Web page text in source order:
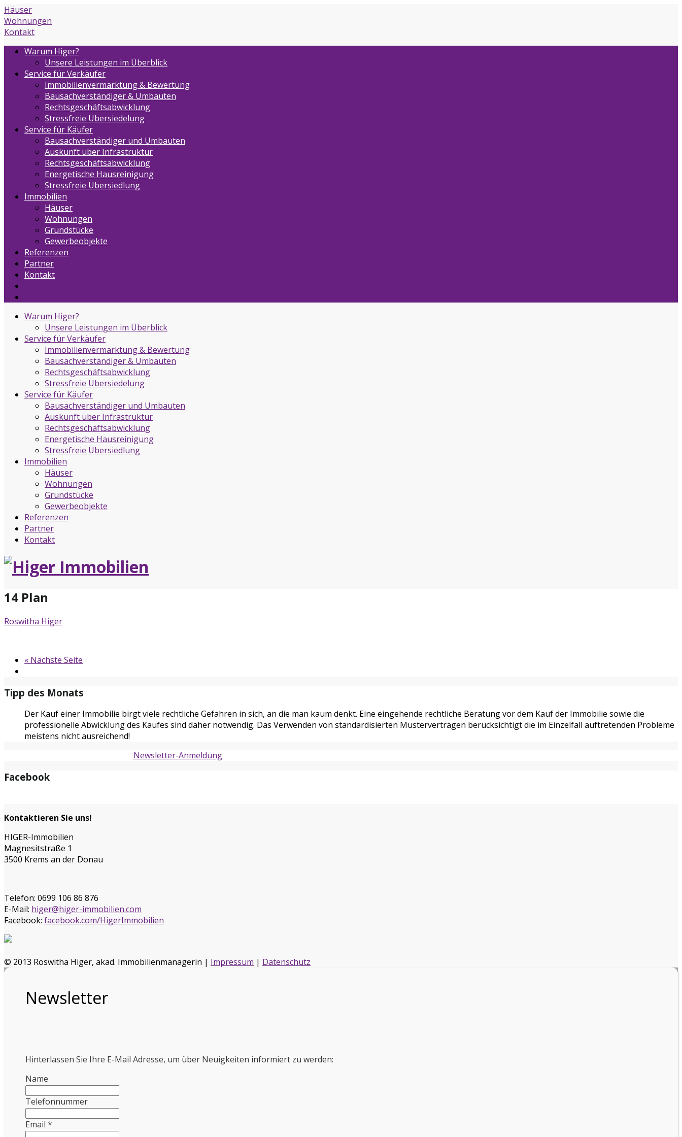
Häuser
Wohnungen
Kontakt
Warum Higer?
Unsere Leistungen im Überblick
Service für Verkäufer
Immobilienvermarktung & Bewertung
Bausachverständiger & Umbauten
Rechtsgeschäftsabwicklung
Stressfreie Übersiedelung
Service für Käufer
Bausachverständiger und Umbauten
Auskunft über Infrastruktur
Rechtsgeschäftsabwicklung
Energetische Hausreinigung
Stressfreie Übersiedlung
Immobilien
Häuser
Wohnungen
Grundstücke
Gewerbeobjekte
Referenzen
Partner
Kontakt
Warum Higer?
Unsere Leistungen im Überblick
Service für Verkäufer
Immobilienvermarktung & Bewertung
Bausachverständiger & Umbauten
Rechtsgeschäftsabwicklung
Stressfreie Übersiedelung
Service für Käufer
Bausachverständiger und Umbauten
Auskunft über Infrastruktur
Rechtsgeschäftsabwicklung
Energetische Hausreinigung
Stressfreie Übersiedlung
Immobilien
Häuser
Wohnungen
Grundstücke
Gewerbeobjekte
Referenzen
Partner
Kontakt
14 Plan
Roswitha Higer
« Nächste Seite
Tipp des Monats
Der Kauf einer Immobilie birgt viele rechtliche Gefahren in sich, an die man kaum denkt. Eine eingehende rechtliche Beratung vor dem Kauf der Immobilie sowie die
professionelle Abwicklung des Kaufes sind daher notwendig. Das Verwenden von standardisierten Musterverträgen berücksichtigt die im Einzelfall auftretenden Probleme
meistens nicht ausreichend!
Newsletter-Anmeldung
Facebook
Kontaktieren Sie uns!
HIGER-Immobilien
Magnesitstraße 1
3500 Krems an der Donau
Telefon: 0699 106 86 876
E-Mail: higer@higer-immobilien.com
Facebook: facebook.com/HigerImmobilien
© 2013 Roswitha Higer, akad. Immobilienmanagerin | Impressum | Datenschutz
Newsletter
Hinterlassen Sie Ihre E-Mail Adresse, um über Neuigkeiten informiert zu werden:
Name
Telefonnummer
Email *